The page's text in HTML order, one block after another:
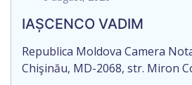
IAȘCENCO VADIM
Republica Moldova Camera
Chişinău, MD-2068, str. Miron